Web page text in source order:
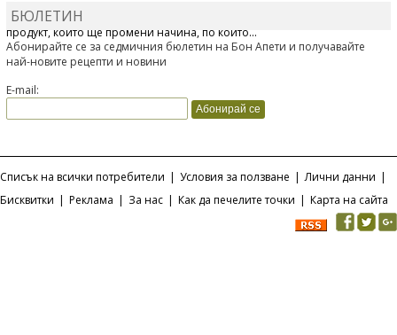
Отскоро Лесафр България стартира предлагането на изцяло нов
продукт, който ще промени начина, по който...
БЮЛЕТИН
Абонирайте се за седмичния бюлетин на Бон Апети и получавайте
най-новите рецепти и новини
E-mail:
Списък на всички потребители | Условия за ползване | Лични данни |
Бисквитки | Реклама | За нас | Как да печелите точки | Карта на сайта